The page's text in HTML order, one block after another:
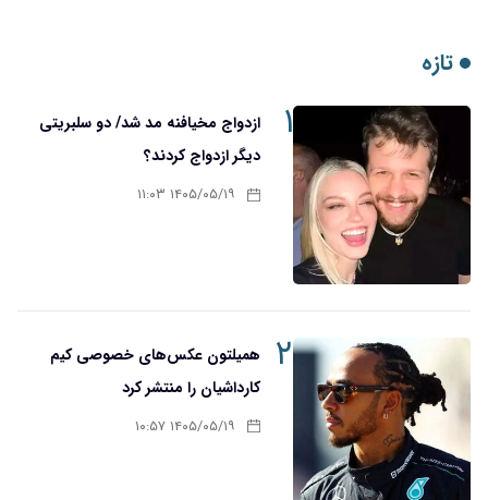
تازه
۱
ازدواج مخیافنه مد شد/ دو سلبریتی
دیگر ازدواج کردند؟
۱۴۰۵/۰۵/۱۹ ۱۱:۰۳
۲
همیلتون عکس‌های خصوصی کیم‌
کارداشیان را منتشر کرد
۱۴۰۵/۰۵/۱۹ ۱۰:۵۷